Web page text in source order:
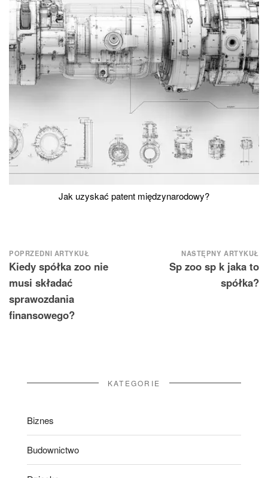
Jak uzyskać patent międzynarodowy?
Nawigacja
wpisu
POPRZEDNI ARTYKUŁ
Kiedy spółka zoo nie
musi składać
sprawozdania
finansowego?
NASTĘPNY ARTYKUŁ
Sp zoo sp k jaka to
spółka?
KATEGORIE
Biznes
Budownictwo